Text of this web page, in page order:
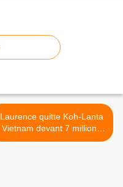
Laurence quitte Koh-Lanta
Vietnam devant 7 millions
de téléspectateurs >